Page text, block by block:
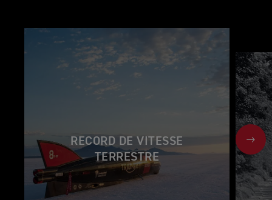
RECORD DE VITESSE
TERRESTRE
NEXT